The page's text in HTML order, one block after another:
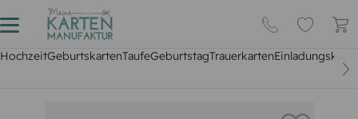
HochzeitGeburtskartenTaufeGeburtstagTrauerkarten